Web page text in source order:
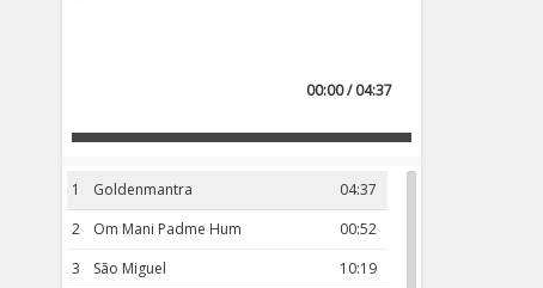
00:00 / 04:37
1 04:37
Goldenmantra
2
00:52
Om Mani Padme Hum
3
10:19
São Miguel